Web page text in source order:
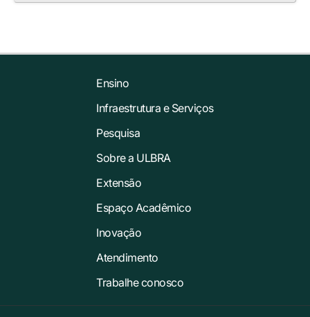
Ensino
Infraestrutura e Serviços
Pesquisa
Sobre a ULBRA
Extensão
Espaço Acadêmico
Inovação
Atendimento
Trabalhe conosco